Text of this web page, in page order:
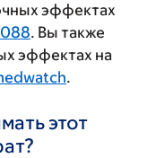
эффектах
. Вы также
эффектах на
.
этот